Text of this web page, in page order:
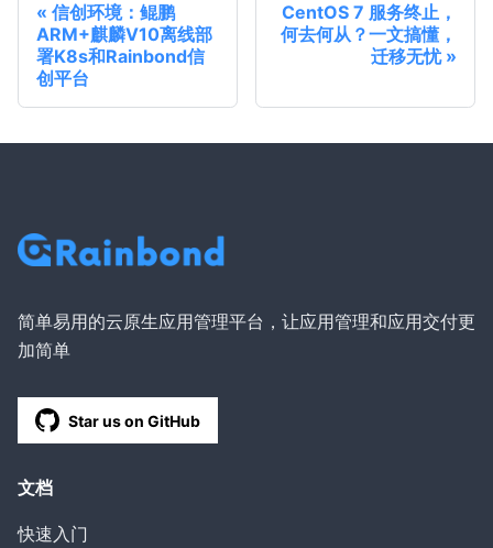
信创环境：鲲鹏
ARM+麒麟V10离线部
署K8s和Rainbond信
创平台
CentOS 7 服务终止，
何去何从？一文搞懂，
迁移无忧
简单易用的云原生应用管理平台，让应用管理和应用交付更
加简单
Star us on GitHub
文档
快速入门